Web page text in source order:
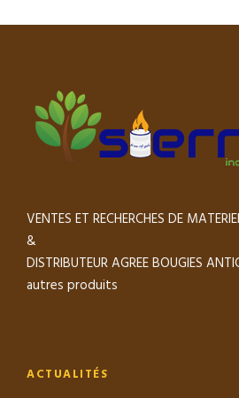
VENTES ET RECHERCHES DE
&
DISTRIBUTEUR AGREE BOUGIES
autres produits
ACTUALITÉS